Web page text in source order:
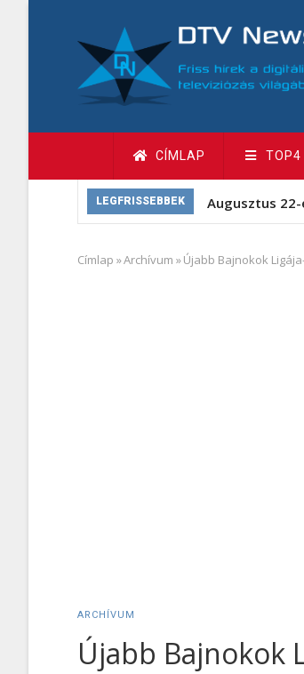
tartalomra
Fő
navigáció
CÍMLAP TOP4
LEGFRISSEBBEK Augusztus
Morzsa
Címlap »Archívum »Újabb Bajnokok
ARCHÍVUM
Újabb Bajnokok